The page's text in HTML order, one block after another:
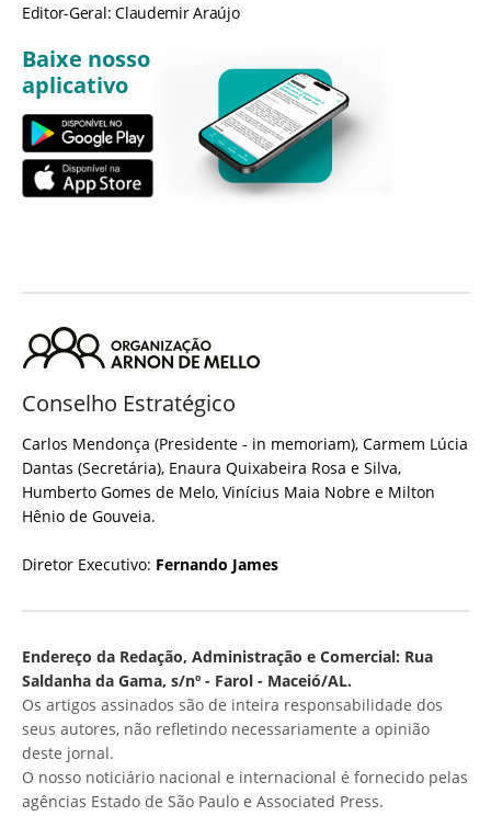
Editor-Geral: Claudemir Araújo
Baixe nosso
aplicativo
Conselho Estratégico
Carlos Mendonça (Presidente - in memoriam), Carmem Lúcia
Dantas (Secretária), Enaura Quixabeira Rosa e Silva,
Humberto Gomes de Melo, Vinícius Maia Nobre e Milton
Hênio de Gouveia.
Diretor Executivo: Fernando James
Endereço da Redação, Administração e Comercial: Rua
Saldanha da Gama, s/nº - Farol - Maceió/AL.
Os artigos assinados são de inteira responsabilidade dos
seus autores, não refletindo necessariamente a opinião
deste jornal.
O nosso noticiário nacional e internacional é fornecido pelas
agências Estado de São Paulo e Associated Press.